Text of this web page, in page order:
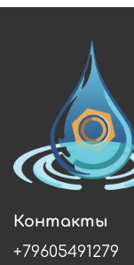
Контакты
+79605491279